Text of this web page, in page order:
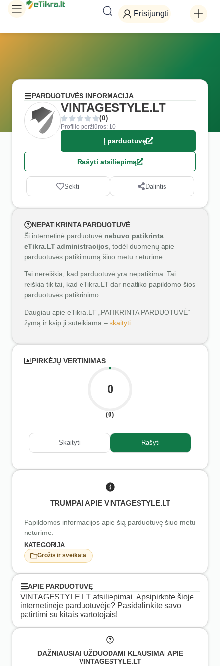
Prisijungti
PARDUOTUVĖS INFORMACIJA
VINTAGESTYLE.LT
(0)
Profilio peržiūros: 10
Į parduotuvę
Rašyti atsiliepimą
Sekti Dalintis
NEPATIKRINTA PARDUOTUVĖ
Ši internetinė parduotuvė nebuvo patikrinta
eTikra.LT administracijos , todėl duomenų apie
parduotuvės patikimumą šiuo metu neturime.
Tai nereiškia, kad parduotuvė yra nepatikima. Tai
reiškia tik tai, kad eTikra.LT dar neatliko papildomo šios
parduotuvės patikrinimo.
Daugiau apie eTikra.LT „PATIKRINTA PARDUOTUVĖ“
žymą ir kaip ji suteikiama – skaityti
PIRKĖJŲ VERTINIMAS
0
(0)
Skaityti Rašyti
TRUMPAI APIE VINTAGESTYLE.LT
Papildomos informacijos apie šią parduotuvę šiuo metu
neturime.
KATEGORIJA
Grožis ir sveikata
APIE PARDUOTUVĘ
VINTAGESTYLE.LT atsiliepimai. Apsipirkote šioje
internetinėje parduotuvėje? Pasidalinkite savo
patirtimi su kitais vartotojais!
DAŽNIAUSIAI UŽDUODAMI KLAUSIMAI APIE
VINTAGESTYLE.LT